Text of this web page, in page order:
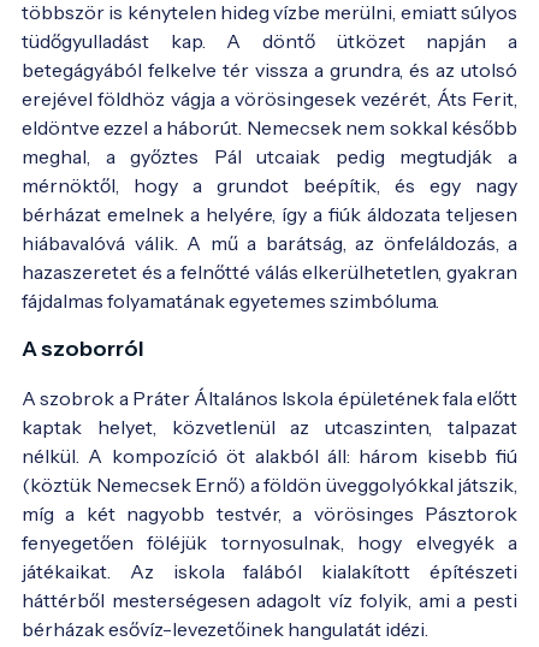
többször is kénytelen hideg vízbe merülni, emiatt súlyos
tüdőgyulladást kap. A döntő ütközet napján a
betegágyából felkelve tér vissza a grundra, és az utolsó
erejével földhöz vágja a vörösingesek vezérét, Áts Ferit,
eldöntve ezzel a háborút. Nemecsek nem sokkal később
meghal, a győztes Pál utcaiak pedig megtudják a
mérnöktől, hogy a grundot beépítik, és egy nagy
bérházat emelnek a helyére, így a fiúk áldozata teljesen
hiábavalóvá válik. A mű a barátság, az önfeláldozás, a
hazaszeretet és a felnőtté válás elkerülhetetlen, gyakran
fájdalmas folyamatának egyetemes szimbóluma.
A szoborról
A szobrok a Práter Általános Iskola épületének fala előtt
kaptak helyet, közvetlenül az utcaszinten, talpazat
nélkül. A kompozíció öt alakból áll: három kisebb fiú
(köztük Nemecsek Ernő) a földön üveggolyókkal játszik,
míg a két nagyobb testvér, a vörösinges Pásztorok
fenyegetően föléjük tornyosulnak, hogy elvegyék a
játékaikat. Az iskola falából kialakított építészeti
háttérből mesterségesen adagolt víz folyik, ami a pesti
bérházak esővíz-levezetőinek hangulatát idézi.